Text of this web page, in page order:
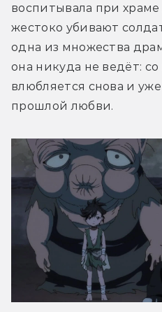
воспитывала при
жестоко убивают
одна из множества
она никуда не ведёт:
влюбляется снова и
прошлой любви.